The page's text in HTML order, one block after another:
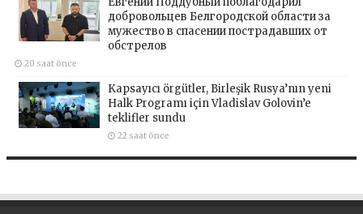
добровольцев Белгородской области за
мужество в спасении пострадавших от
обстрелов
20 saat önce
Kapsayıcı örgütler, Birleşik Rusya’nın yeni
Halk Programı için Vladislav Golovin’e
teklifler sundu
22 saat önce